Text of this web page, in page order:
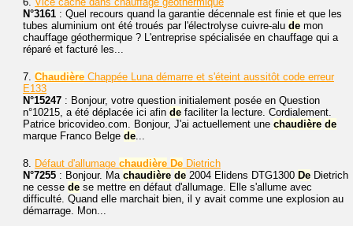
N°3161 : Quel recours quand la garantie décennale est finie et que les
tubes aluminium ont été troués par l'électrolyse cuivre-alu de mon
chauffage géothermique ? L'entreprise spécialisée en chauffage qui a
réparé et facturé les...
7. Chaudière Chappée Luna démarre et s'éteint aussitôt code erreur
E133
N°15247 : Bonjour, votre question initialement posée en Question
n°10215, a été déplacée ici afin de faciliter la lecture. Cordialement.
Patrice bricovideo.com. Bonjour, J'ai actuellement une chaudière de
marque Franco Belge de...
8. Défaut d'allumage chaudière De Dietrich
N°7255 : Bonjour. Ma chaudière de 2004 Elidens DTG1300 De Dietrich
ne cesse de se mettre en défaut d'allumage. Elle s'allume avec
difficulté. Quand elle marchait bien, il y avait comme une explosion au
démarrage. Mon...